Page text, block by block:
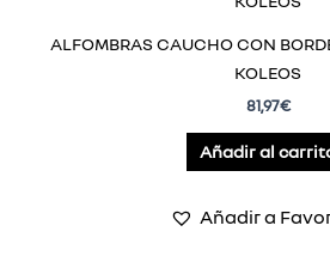
ALFOMBRAS CAUCHO CON
KOLEOS
81,97€
Añadir al
Añadir a